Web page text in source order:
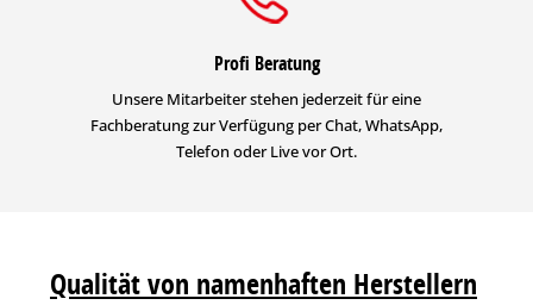
Profi Beratung
Unsere Mitarbeiter stehen jederzeit für eine
Fachberatung zur Verfügung per Chat, WhatsApp,
Telefon oder Live vor Ort.
Qualität von namenhaften Herstellern